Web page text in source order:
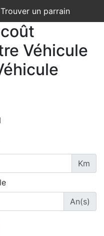
Trouver un parrain
Véhicule
Km
An(s)